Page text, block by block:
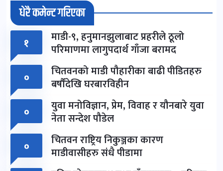
धेरै कमेन्ट गरिएका
१ माडी-९, हनुमानझुलाबाट प्रहरीले ठूलो
परिमाणमा लागुपदार्थ गाँजा बरामद
०
चितवनको माडी पौहारीका बाढी पीडितहरु
बर्षौंदेखि घरबारविहीन
०
युवा मनोविज्ञान, प्रेम, विवाह र यौनबारे युवा
नेता सन्देश पौडेल
०
चितवन राष्ट्रिय निकुञ्जका कारण
माडीवासीहरु संधै पीडामा